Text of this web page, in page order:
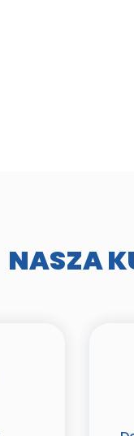
NASZA